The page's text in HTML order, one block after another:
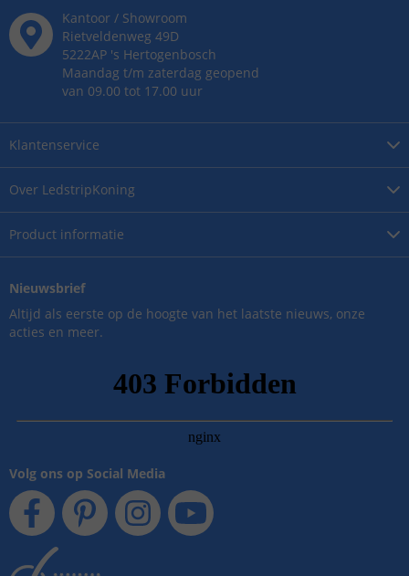
Over LedstripKoning
Product informatie
Klantenservice
Kantoor / Showroom
Rietveldenweg 49D
5222AP 's Hertogenbosch
Maandag t/m zaterdag geopend
van 09.00 tot 17.00 uur
Nieuwsbrief
Altijd als eerste op de hoogte van het laatste nieuws, onze
acties en meer.
Volg ons op Social Media